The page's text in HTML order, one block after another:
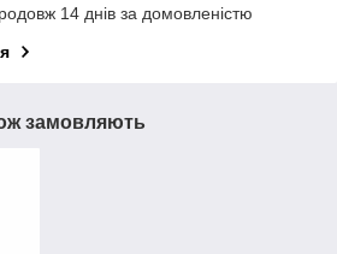
14 днів за домовленістю
замовляють